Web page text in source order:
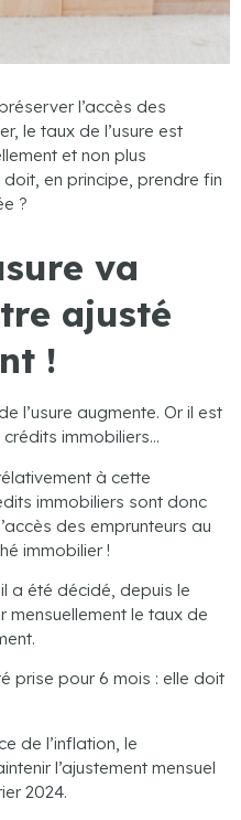
l’accès des
le taux de l’usure est
et non plus
en principe, prendre fin
?
va
ajusté
!
l’usure augmente. Or il est
immobiliers…
à cette
immobiliers sont donc
des emprunteurs au
immobilier !
a été décidé, depuis le
mensuellement le taux de
prise pour 6 mois : elle doit
de l’inflation, le
l’ajustement mensuel
2024.